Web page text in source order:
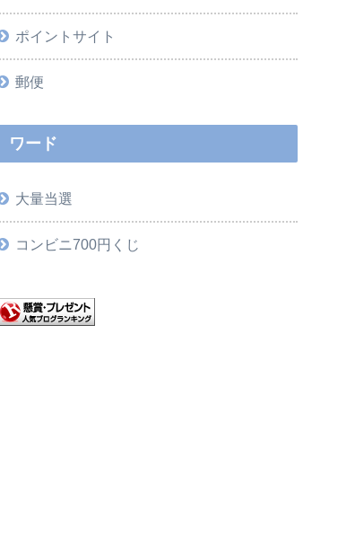
ポイントサイト
郵便
ワード
大量当選
コンビニ700円くじ